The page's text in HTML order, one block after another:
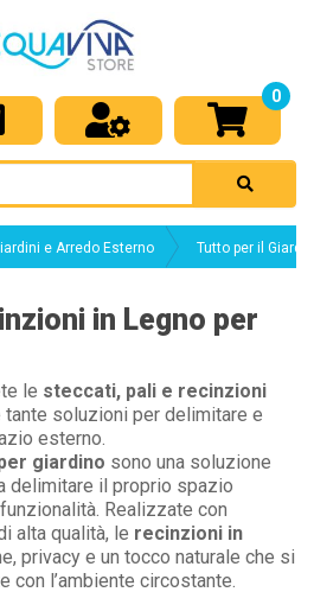
0
e Arredo Esterno Tutto per il
in Legno per
le steccati, pali e recinzioni
tante soluzioni per delimitare e
esterno.
giardino sono una soluzione
delimitare il proprio spazio
Realizzate con
alta qualità, le recinzioni in
privacy e un tocco naturale che si
l’ambiente circostante.